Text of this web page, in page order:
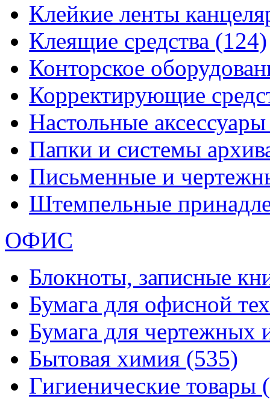
Клейкие ленты
Клеящие средства (124)
Конторское
Корректирующие
Настольные
Папки и системы
Письменные и
Штемпельные
ОФИС
Блокноты, записные
Бумага для офисной
Бумага для чертежных
Бытовая химия (535)
Гигиенические товары